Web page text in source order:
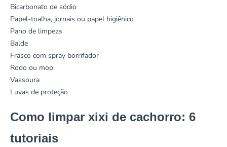
Bicarbonato de sódio
Papel-toalha, jornais ou papel higiênico
Pano de limpeza
Balde
Frasco com spray borrifador
Rodo ou mop
Vassoura
Luvas de proteção
Como limpar xixi de cachorro: 6
tutoriais